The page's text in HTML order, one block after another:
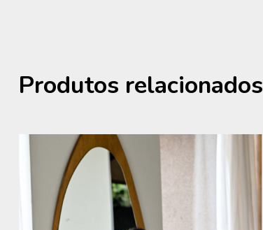
Produtos relacionados